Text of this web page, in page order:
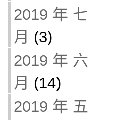
2019 年 七
月 (3)
2019 年 六
月 (14)
2019 年 五